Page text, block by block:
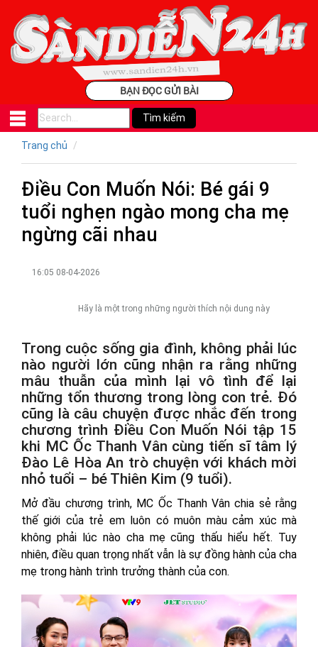
BẠN ĐỌC GỬI BÀI
Trang chủ
Điều Con Muốn Nói: Bé gái 9
tuổi nghẹn ngào mong cha mẹ
ngừng cãi nhau
16:05 08-04-2026
Hãy là một trong những người thích nội dung này
Trong cuộc sống gia đình, không phải lúc
nào người lớn cũng nhận ra rằng những
mâu thuẫn của mình lại vô tình để lại
những tổn thương trong lòng con trẻ. Đó
cũng là câu chuyện được nhắc đến trong
chương trình Điều Con Muốn Nói tập 15
khi MC Ốc Thanh Vân cùng tiến sĩ tâm lý
Đào Lê Hòa An trò chuyện với khách mời
nhỏ tuổi – bé Thiên Kim (9 tuổi).
Mở đầu chương trình, MC Ốc Thanh Vân chia sẻ rằng
thế giới của trẻ em luôn có muôn màu cảm xúc mà
không phải lúc nào cha mẹ cũng thấu hiểu hết. Tuy
nhiên, điều quan trọng nhất vẫn là sự đồng hành của cha
mẹ trong hành trình trưởng thành của con.